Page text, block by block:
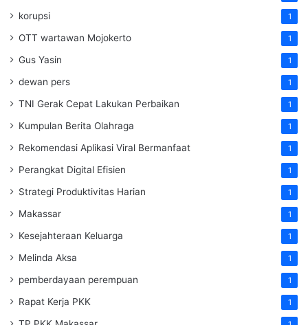
korupsi 1
OTT wartawan Mojokerto 1
Gus Yasin 1
dewan pers 1
TNI Gerak Cepat Lakukan Perbaikan 1
Kumpulan Berita Olahraga 1
Rekomendasi Aplikasi Viral Bermanfaat 1
Perangkat Digital Efisien 1
Strategi Produktivitas Harian 1
Makassar 1
Kesejahteraan Keluarga 1
Melinda Aksa 1
pemberdayaan perempuan 1
Rapat Kerja PKK 1